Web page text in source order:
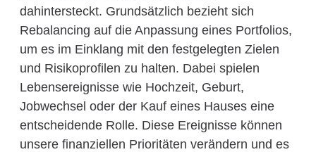
dahintersteckt. Grundsätzlich bezieht sich
Rebalancing auf die Anpassung eines Portfolios,
um es im Einklang mit den festgelegten Zielen
und Risikoprofilen zu halten. Dabei spielen
Lebensereignisse wie Hochzeit, Geburt,
Jobwechsel oder der Kauf eines Hauses eine
entscheidende Rolle. Diese Ereignisse können
unsere finanziellen Prioritäten verändern und es